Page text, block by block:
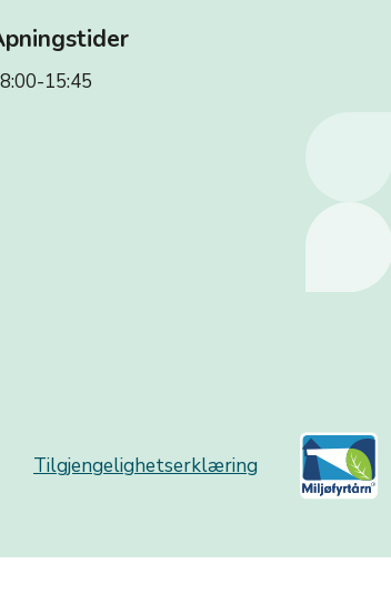
15:45
Tilgjengelighetserklæring